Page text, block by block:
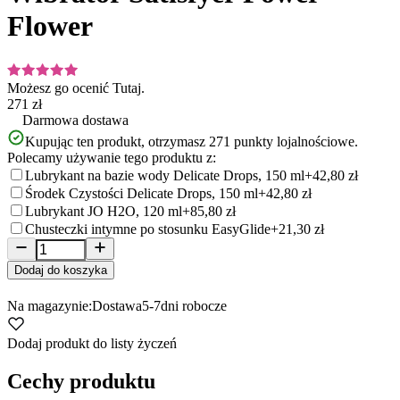
Flower
Możesz go ocenić Tutaj.
271 zł
Darmowa dostawa
Kupując ten produkt, otrzymasz 271 punkty lojalnościowe.
Polecamy używanie tego produktu z:
Lubrykant na bazie wody Delicate Drops, 150 ml+42,80 zł
Środek Czystości Delicate Drops, 150 ml+42,80 zł
Lubrykant JO H2O, 120 ml+85,80 zł
Chusteczki intymne po stosunku EasyGlide+21,30 zł
Dodaj do koszyka
Na magazynie:Dostawa5-7dni robocze
Dodaj produkt do listy życzeń
Cechy produktu